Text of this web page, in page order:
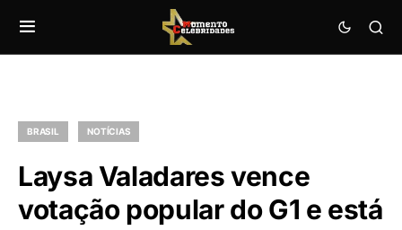
BRASIL NOTÍCIAS
Laysa Valadares vence
votação popular do G1 e está